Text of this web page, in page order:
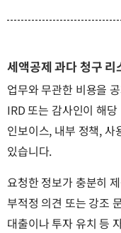
세액공제 과다 청구 리
업무와 무관한 비용을
IRD 또는 감사인이 해
인보이스, 내부 정책, 사
있습니다.
요청한 정보가 충분히
부적정 의견 또는 강조
대출이나 투자 유치 등